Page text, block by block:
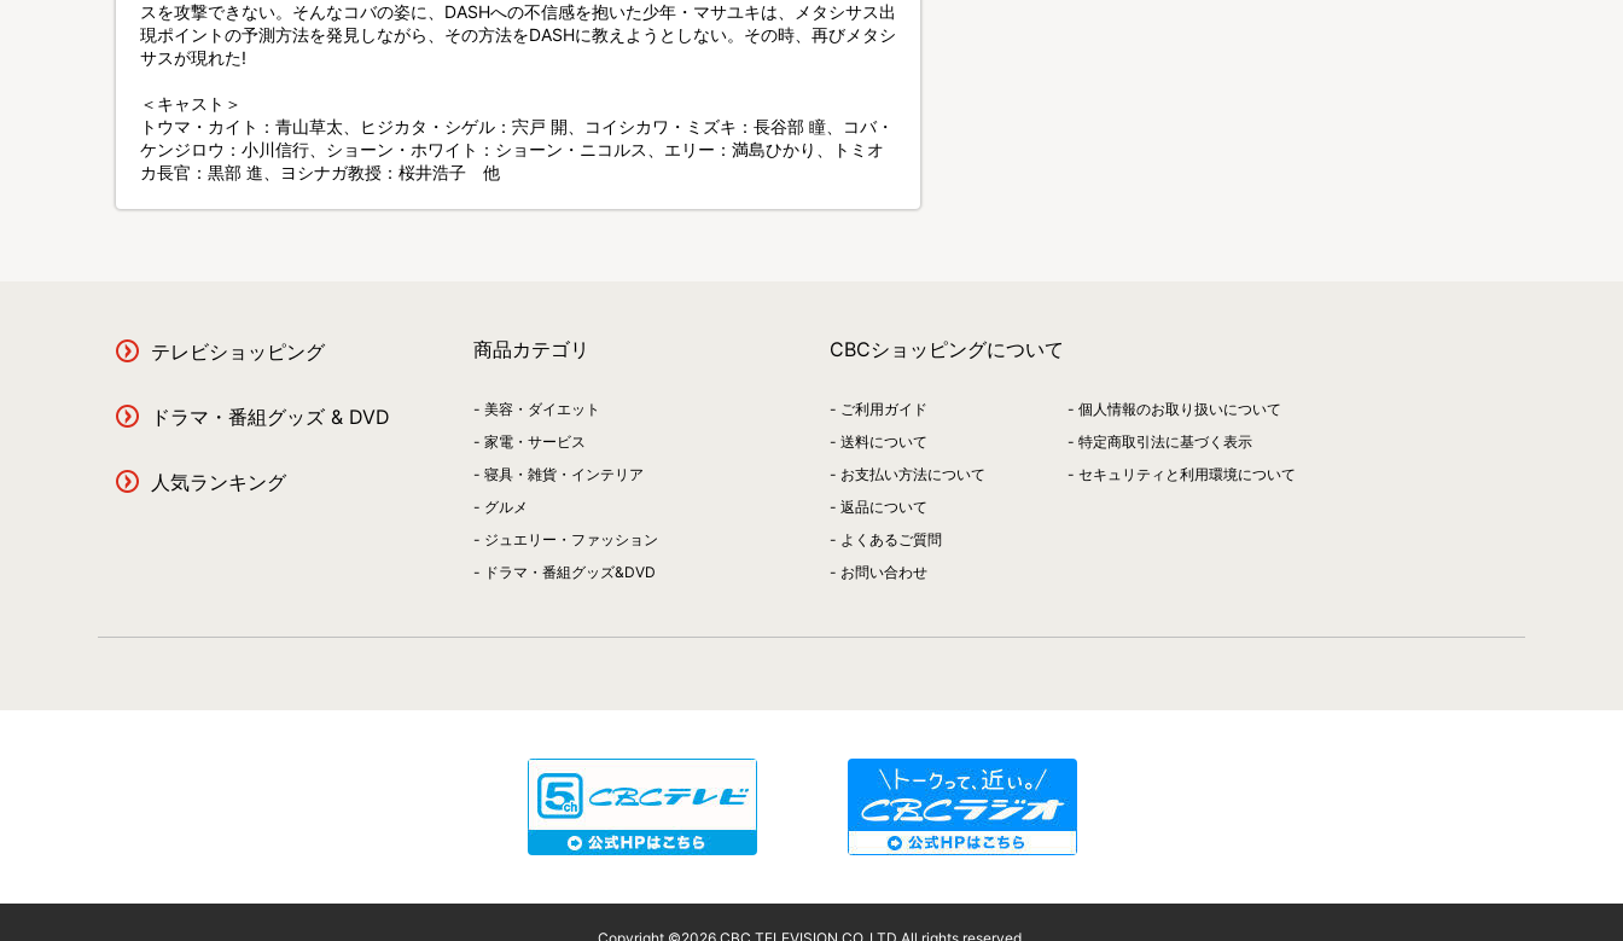
スを攻撃できない。そんなコバの姿に、DASHへの不信感を抱いた少年・マサユキは、メタシサス出
現ポイントの予測方法を発見しながら、その方法をDASHに教えようとしない。その時、再びメタシ
サスが現れた!
＜キャスト＞
トウマ・カイト：青山草太、ヒジカタ・シゲル：宍戸 開、コイシカワ・ミズキ：長谷部 瞳、コバ・
ケンジロウ：小川信行、ショーン・ホワイト：ショーン・ニコルス、エリー：満島ひかり、トミオ
カ長官：黒部 進、ヨシナガ教授：桜井浩子 他
テレビショッピング
ドラマ・番組グッズ & DVD
人気ランキング
商品カテゴリ
美容・ダイエット
家電・サービス
寝具・雑貨・インテリア
グルメ
ジュエリー・ファッション
ドラマ・番組グッズ&DVD
CBCショッピングについて
ご利用ガイド
送料について
お支払い方法について
返品について
よくあるご質問
お問い合わせ
個人情報のお取り扱いについて
特定商取引法に基づく表示
セキュリティと利用環境について